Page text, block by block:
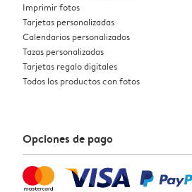
Imprimir fotos
Tarjetas personalizadas
Calendarios personalizados
Tazas personalizadas
Tarjetas regalo digitales
Todos los productos con fotos
Opciones de pago